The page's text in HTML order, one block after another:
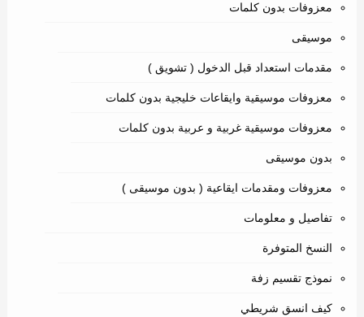
معزوفات بدون كلمات
موسيقى
مقدمات استعداد قبل الدخول ( تشويق )
معزوفات موسيقية وايقاعات خليجية بدون كلمات
معزوفات موسيقية غربية و عربية بدون كلمات
بدون موسيقى
معزوفات ومقدمات ايقاعية ( بدون موسيقى )
تفاصيل و معلومات
النسخ المتوفرة
نموذج تقسيم زفة
كيف انسق شريطي